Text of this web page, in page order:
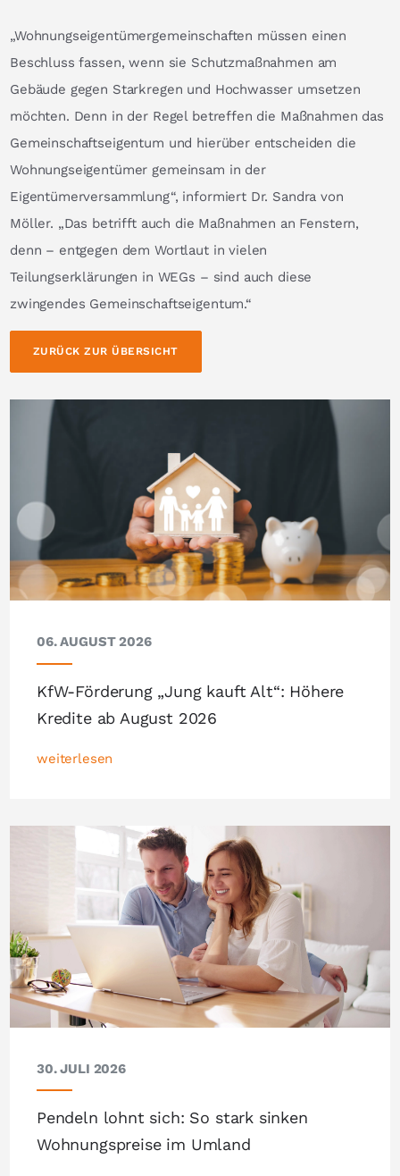
„Wohnungseigentümergemeinschaften müssen einen
Beschluss fassen, wenn sie Schutzmaßnahmen am
Gebäude gegen Starkregen und Hochwasser umsetzen
möchten. Denn in der Regel betreffen die Maßnahmen das
Gemeinschaftseigentum und hierüber entscheiden die
Wohnungseigentümer gemeinsam in der
Eigentümerversammlung“, informiert Dr. Sandra von
Möller. „Das betrifft auch die Maßnahmen an Fenstern,
denn – entgegen dem Wortlaut in vielen
Teilungserklärungen in WEGs – sind auch diese
zwingendes Gemeinschaftseigentum.“
ZURÜCK ZUR ÜBERSICHT
06. AUGUST 2026
KfW-Förderung „Jung kauft Alt“: Höhere
Kredite ab August 2026
weiterlesen
30. JULI 2026
Pendeln lohnt sich: So stark sinken
Wohnungspreise im Umland